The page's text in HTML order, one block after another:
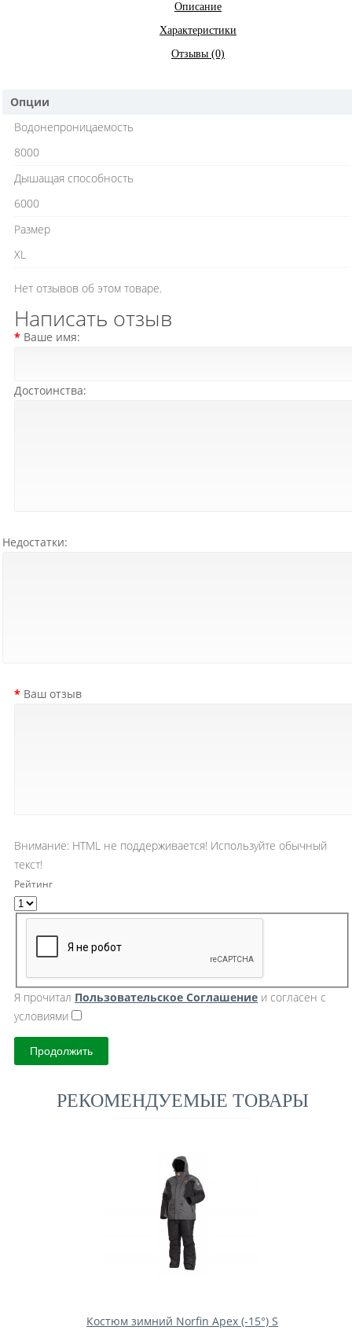
Описание
Характеристики
Отзывы (0)
Опции
Водонепроницаемость
8000
Дышащая способность
6000
Размер
XL
Нет отзывов об этом товаре.
Написать отзыв
Ваше имя:
Достоинства:
Недостатки:
Ваш отзыв
Внимание: HTML не поддерживается! Используйте обычный
текст!
Рейтинг
Я прочитал Пользовательское Cоглашение и согласен с
условиями
Продолжить
РЕКОМЕНДУЕМЫЕ ТОВАРЫ
Костюм зимний Norfin Apex (-15°) S